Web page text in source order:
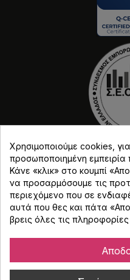
Copyright © Djmania
Χρησιμοποιούμε cookies,
προσωποποιημένη εμπειρία
Κάνε «κλικ» στο κουμπί
να προσαρμόσουμε τις
περιεχόμενο που σε
αυτά που θες και πάτα
βρεις όλες τις